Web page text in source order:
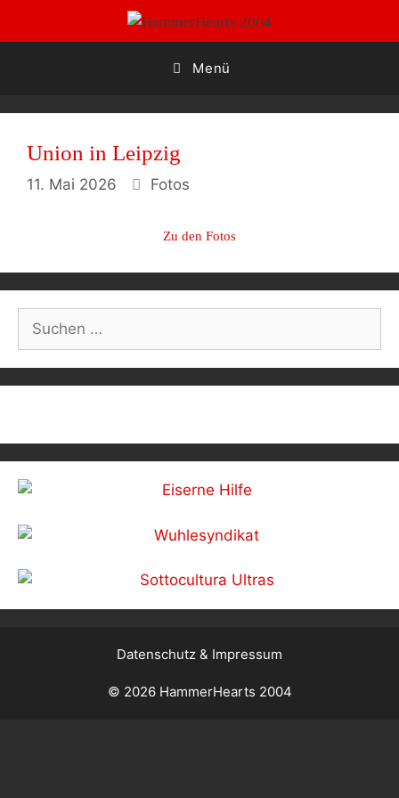
Menü
Union in Leipzig
11. Mai 2026 Kategorien
Fotos
Zu den Fotos
navigation
Suchen
nach:
Datenschutz & Impressum
© 2026 HammerHearts 2004